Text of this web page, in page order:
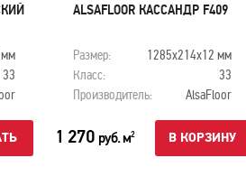
мм
33
ALSAFLOOR КАССАНДР F409
Размер:
1285х214х12 мм
Класс:
33
Производитель:
AlsaFloor
1 270 руб. м2 В КОРЗИНУ